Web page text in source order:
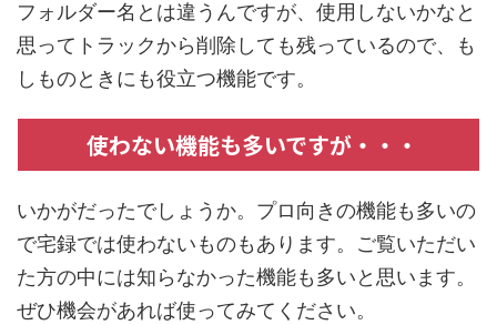
フォルダー名とは違うんですが、使用しないかなと
思ってトラックから削除しても残っているので、も
しものときにも役立つ機能です。
使わない機能も多いですが・・・
いかがだったでしょうか。プロ向きの機能も多いの
で宅録では使わないものもあります。ご覧いただい
た方の中には知らなかった機能も多いと思います。
ぜひ機会があれば使ってみてください。